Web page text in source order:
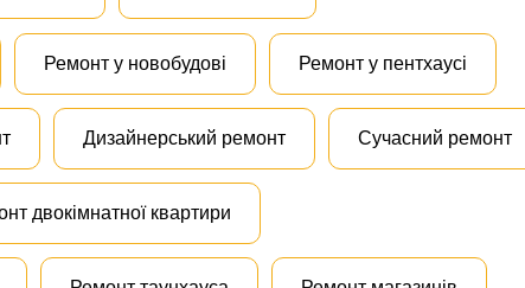
Ремонт у новобудові Ремонт у пентхаусі
Дизайнерський ремонт Сучасний ремонт
двокімнатної квартири